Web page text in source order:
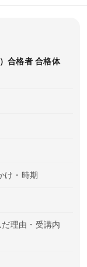
違いとは？
合格者 合格体
け・時期
理由・受講内